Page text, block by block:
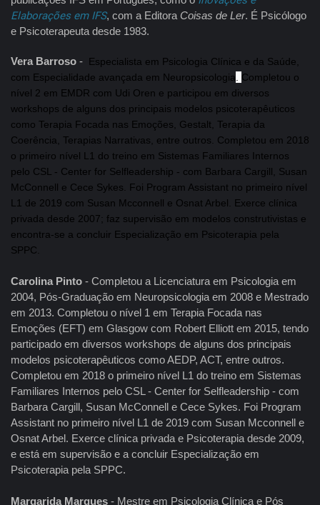
Elaborações em IFS, com a Editora Coisas de Ler. É Psicólogo
e Psicoterapeuta desde 1983.
Vera Barroso - Especialista em Psicologia Clínica e da Saúde,
com Especialidade avançada em Neuropsicologia
Completou o
nível 2 em EMDR com Udi Oren e participou em diversos
workshops de alguns dos principais modelos psicoterapêuticos
como Terapia Focada nas Emoções, Gestalt, Terapia da
Coerência, Terapias Narrativas, entre outros. Completou em 2018
o primeiro nível L1 do treino em Sistemas Familiares Internos
pelo CSL - Center for Selfleadership - com Barbara Cargill, Susan
McConnell e Cece Sykes. Foi Program Assistant no primeiro nível
L1 de 2019 com Susan Mcconnell e Osnat Arbel. Exerce clínica
privada desde 2007; faz supervisão em modelos construtivistas e
encontra-se a concluir Especialização em Psicoterapia pela
SPPC.
Carolina Pinto - Completou a Licenciatura em Psicologia em
2004, Pós-Graduação em Neuropsicologia em 2008 e Mestrado
em 2013. Completou o nível 1 em Terapia Focada nas
Emoções (EFT) em Glasgow com Robert Elliott em 2015, tendo
participado em diversos workshops de alguns dos principais
modelos psicoterapêuticos como AEDP, ACT, entre outros.
Completou em 2018 o primeiro nível L1 do treino em Sistemas
Familiares Internos pelo CSL - Center for Selfleadership - com
Barbara Cargill, Susan McConnell e Cece Sykes. Foi Program
Assistant no primeiro nível L1 de 2019 com Susan Mcconnell e
Osnat Arbel. Exerce clínica privada e Psicoterapia desde 2009,
e está em supervisão e a concluir Especialização em
Psicoterapia pela SPPC.
Margarida Marques - Mestre em Psicologia Clínica e Pós